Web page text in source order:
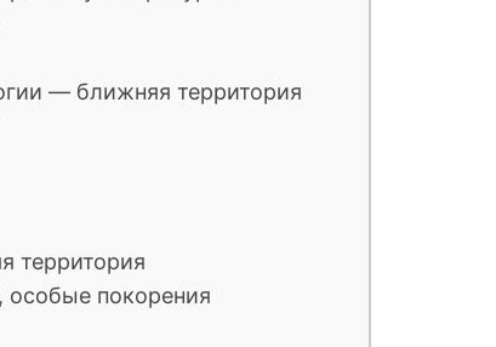
— ближняя территория
территория
особые покорения